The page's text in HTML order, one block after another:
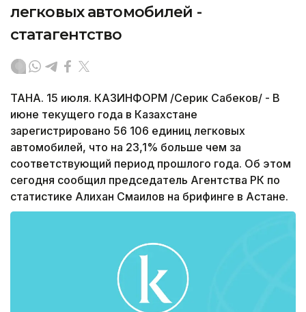
легковых автомобилей -
статагентство
ТАНА. 15 июля. КАЗИНФОРМ /Серик Сабеков/ - В
июне текущего года в Казахстане
зарегистрировано 56 106 единиц легковых
автомобилей, что на 23,1% больше чем за
соответствующий период прошлого года. Об этом
сегодня сообщил председатель Агентства РК по
статистике Алихан Смаилов на брифинге в Астане.